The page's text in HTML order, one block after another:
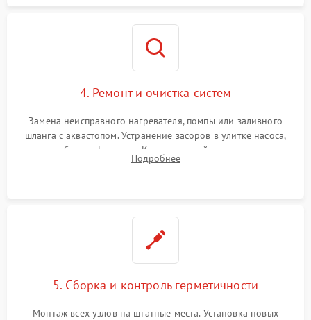
4. Ремонт и очистка систем
Замена неисправного нагревателя, помпы или заливного
шланга с аквастопом. Устранение засоров в улитке насоса,
патрубках и фильтрах. Компонентный ремонт платы
управления, восстановление поврежденной проводки.
Подробнее
5. Сборка и контроль герметичности
Монтаж всех узлов на штатные места. Установка новых